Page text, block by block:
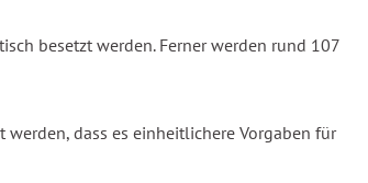
besetzt werden. Ferner werden rund 107
dass es einheitlichere Vorgaben für